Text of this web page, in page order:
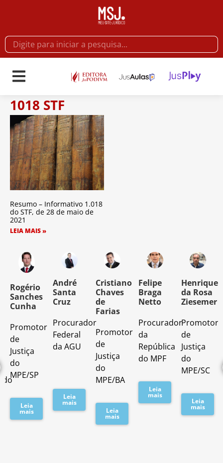
1018 STF
Resumo – Informativo 1.018
do STF, de 28 de maio de
2021
LEIA MAIS »
Rogério
Sanches
Cunha
Promotor
de
Justiça
do
MPE/SP
Leia
mais
André
Santa
Cruz
Procurador
Federal
da AGU
Leia
mais
Cristiano
Chaves
de
Farias
Promotor
de
Justiça
do
MPE/BA
Leia
mais
Felipe
Braga
Netto
Procurador
da
República
do MPF
Leia
mais
Henrique
da Rosa
Ziesemer
Promotor
de
Justiça
do
MPE/SC
Leia
mais